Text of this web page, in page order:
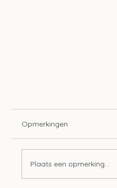
Opmerkingen
Plaats een opmerking...